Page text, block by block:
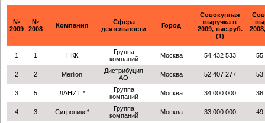
№
2009
№
2008
Компания
Сфера
деятельности
Город
Совокупная
выручка в
2009, тыс.руб.
(1)
1 1 НКК
Группа
компаний
Москва 54 432 533 55
2 2 Merlion
Дистрибуция
АО
Москва 52 407 277 53
3 5 ЛАНИТ *
Группа
компаний
Москва 34 000 000 36
4 3 Ситроникс*
Группа
компаний
Москва 33 000 000 49